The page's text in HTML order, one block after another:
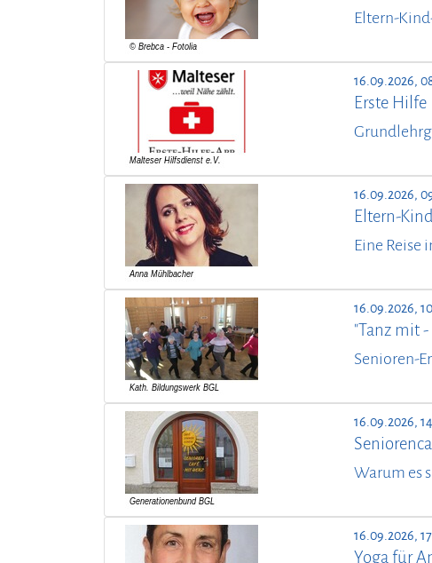
Eltern-
16.09.2026,
Erste Hilfe
16.09.2026,
Eltern-
Eine Reise
16.09.2026,
"Tanz mit
Senioren-
16.09.2026,
Warum es
16.09.2026,
Yoga für